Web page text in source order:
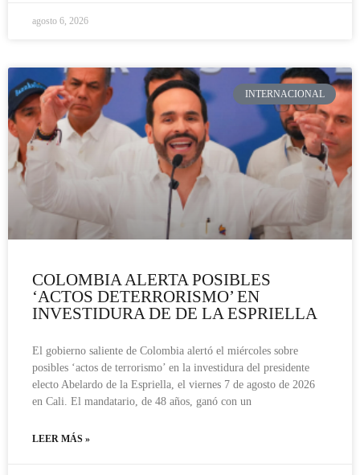
agosto 6, 2026
INTERNACIONAL
COLOMBIA ALERTA POSIBLES
‘ACTOS DETERRORISMO’ EN
INVESTIDURA DE DE LA ESPRIELLA
El gobierno saliente de Colombia alertó el miércoles sobre
posibles ‘actos de terrorismo’ en la investidura del presidente
electo Abelardo de la Espriella, el viernes 7 de agosto de 2026
en Cali. El mandatario, de 48 años, ganó con un
LEER MÁS »